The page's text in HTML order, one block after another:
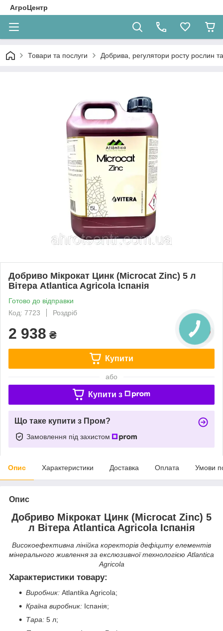
АгроЦентр
Товари та послуги Добрива, регулятори росту рослин
Добриво Мікрокат Цинк (Microcat Zinc) 5 л
Вітера Atlantica Agricola Іспанія
Готово до відправки
Код: 7723
Роздріб
2 938 ₴
Купити
або
Купити з
Що таке купити з Пром?
Замовлення під захистом
Опис Характеристики Доставка Оплата Умови
Опис
Добриво Мікрокат Цинк (Microcat Zinc) 5
л Вітера Atlantica Agricola Іспанія
Високоефективна лінійка коректорів дефіциту елементів
мінерального живлення за екслюзивної технологією Atlantica
Agricola
Характеристики товару:
Виробник: Atlantika Agricola;
Країна виробник: Іспанія;
Тара: 5 л;